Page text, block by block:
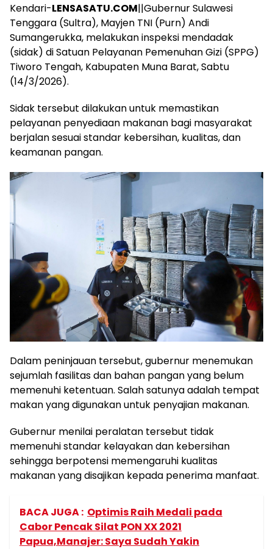
Kendari-LENSASATU.COM||Gubernur Sulawesi
Tenggara (Sultra), Mayjen TNI (Purn) Andi
Sumangerukka, melakukan inspeksi mendadak
(sidak) di Satuan Pelayanan Pemenuhan Gizi (SPPG)
Tiworo Tengah, Kabupaten Muna Barat, Sabtu
(14/3/2026).
Sidak tersebut dilakukan untuk memastikan
pelayanan penyediaan makanan bagi masyarakat
berjalan sesuai standar kebersihan, kualitas, dan
keamanan pangan.
Dalam peninjauan tersebut, gubernur menemukan
sejumlah fasilitas dan bahan pangan yang belum
memenuhi ketentuan. Salah satunya adalah tempat
makan yang digunakan untuk penyajian makanan.
Gubernur menilai peralatan tersebut tidak
memenuhi standar kelayakan dan kebersihan
sehingga berpotensi memengaruhi kualitas
makanan yang disajikan kepada penerima manfaat.
BACA JUGA : Optimis Raih Medali pada
Cabor Pencak Silat PON XX 2021
Papua,Manajer: Saya Sudah Yakin